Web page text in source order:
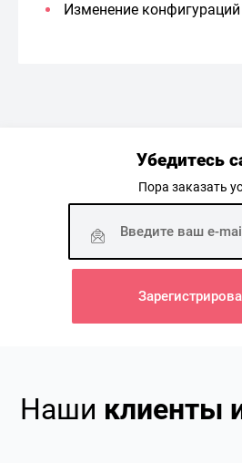
Изменение
Убедитесь
Пора заказать
Наши клиенты